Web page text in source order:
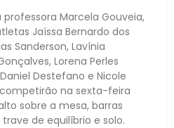
Marcela Gouveia,
Jaíssa Bernardo dos
Sanderson, Lavínia
Lorena Perles
Destefano e Nicole
competirão na sexta-feira
sobre a mesa, barras
de equilíbrio e solo.